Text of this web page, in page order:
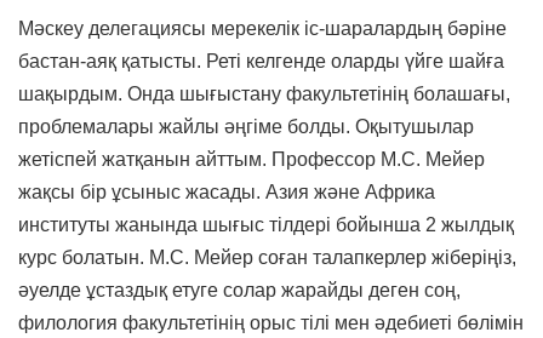
Мәскеу делегациясы мерекелік іс-шаралардың бәріне
бастан-аяқ қатысты. Реті келгенде оларды үйге шайға
шақырдым. Онда шығыстану факультетінің болашағы,
проблемалары жайлы әңгіме болды. Оқытушылар
жетіспей жатқанын айттым. Профессор М.С. Мейер
жақсы бір ұсыныс жасады. Азия және Африка
институты жанында шығыс тілдері бойынша 2 жылдық
курс болатын. М.С. Мейер соған талапкерлер жіберіңіз,
әуелде ұстаздық етуге солар жарайды деген соң,
филология факультетінің орыс тілі мен әдебиеті бөлімін